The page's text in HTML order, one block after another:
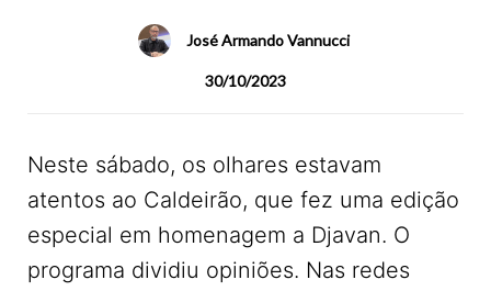
José Armando Vannucci
30/10/2023
Neste sábado, os olhares estavam
atentos ao Caldeirão, que fez uma edição
especial em homenagem a Djavan. O
programa dividiu opiniões. Nas redes